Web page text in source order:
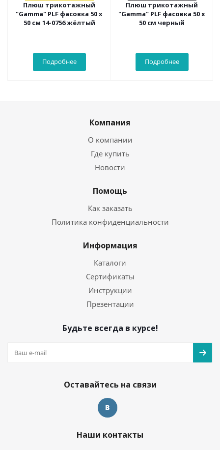
Плюш трикотажный
"Gamma" PLF фасовка 50 х
50 см 14-0756 жёлтый
Подробнее
Плюш трикотажный
"Gamma" PLF фасовка 50 х
50 см черный
Подробнее
Компания
О компании
Где купить
Новости
Помощь
Как заказать
Политика конфиденциальности
Информация
Каталоги
Сертификаты
Инструкции
Презентации
Будьте всегда в курсе!
Оставайтесь на связи
Наши контакты